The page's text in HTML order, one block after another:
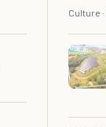
Culture ·